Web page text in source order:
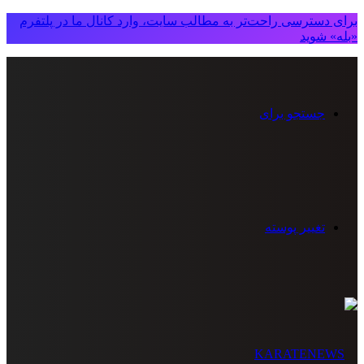
برای دسترسی راحت‌تر به مطالب سایت، وارد کانال ما در پلتفرم
«بله» شوید
جستجو برای
تغییر پوسته